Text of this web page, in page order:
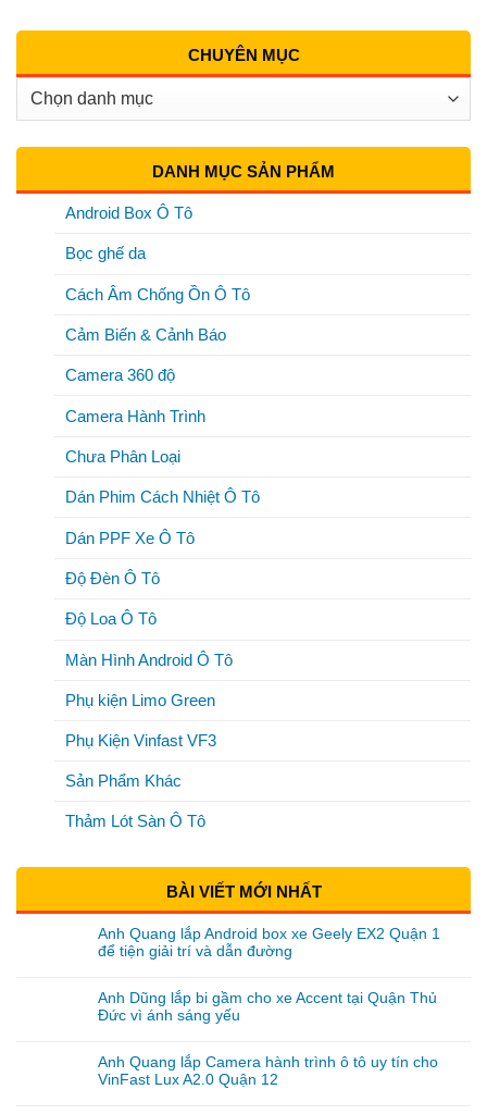
CHUYÊN MỤC
Chuyên
DANH MỤC SẢN PHẨM
Android Box Ô Tô
Bọc ghế da
Cách Âm Chống Ồn Ô Tô
Cảm Biến & Cảnh Báo
Camera 360 độ
Camera Hành Trình
Chưa Phân Loại
Dán Phim Cách Nhiệt Ô Tô
Dán PPF Xe Ô Tô
Độ Đèn Ô Tô
Độ Loa Ô Tô
Màn Hình Android Ô Tô
Phụ kiện Limo Green
Phụ Kiện Vinfast VF3
Sản Phẩm Khác
Thảm Lót Sàn Ô Tô
BÀI VIẾT MỚI NHẤT
Anh Quang lắp Android box xe Geely EX2 Quận 1
để tiện giải trí và dẫn đường
Anh Dũng lắp bi gầm cho xe Accent tại Quận Thủ
Đức vì ánh sáng yếu
Anh Quang lắp Camera hành trình ô tô uy tín cho
VinFast Lux A2.0 Quận 12